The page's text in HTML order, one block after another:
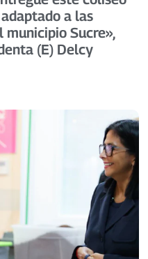
a las
municipio Sucre»,
(E) Delcy